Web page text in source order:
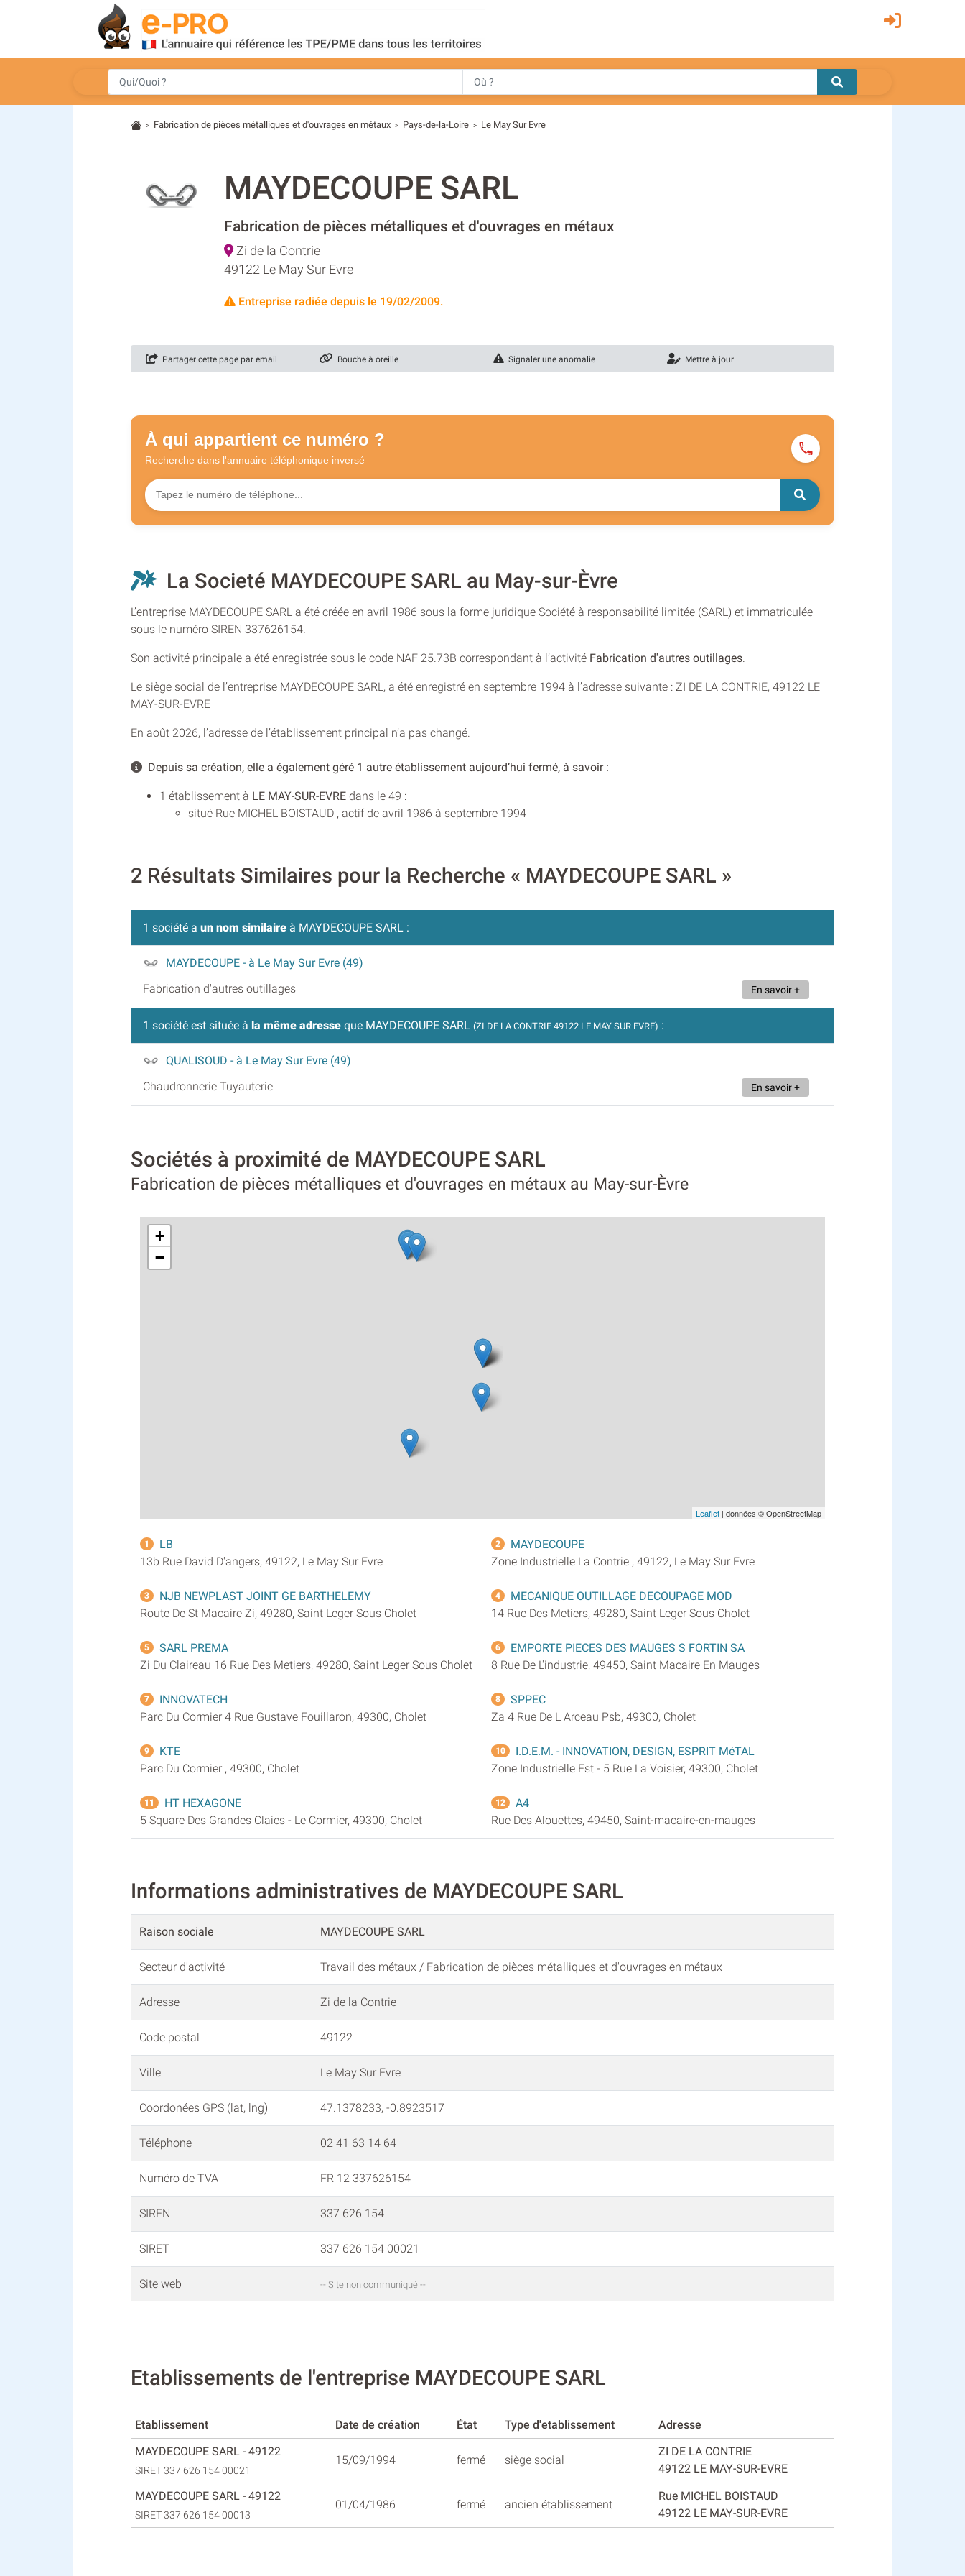
> Fabrication de pièces métalliques et d'ouvrages en métaux > Pays-de-la-Loire > Le May Sur Evre
MAYDECOUPE SARL
Fabrication de pièces métalliques et d'ouvrages en métaux
Zi de la Contrie
49122 Le May Sur Evre
Entreprise radiée depuis le 19/02/2009.
Partager cette page par email Bouche à oreille Signaler une anomalie Mettre à jour
À qui appartient ce numéro ?
Recherche dans l'annuaire téléphonique inversé
La Societé MAYDECOUPE SARL au May-sur-Èvre
L’entreprise MAYDECOUPE SARL a été créée en avril 1986 sous la forme juridique Société à responsabilité limitée (SARL) et immatriculée
sous le numéro SIREN 337626154.
Son activité principale a été enregistrée sous le code NAF 25.73B correspondant à l’activité Fabrication d'autres outillages.
Le siège social de l’entreprise MAYDECOUPE SARL, a été enregistré en septembre 1994 à l’adresse suivante : ZI DE LA CONTRIE, 49122 LE
MAY-SUR-EVRE
En août 2026, l’adresse de l’établissement principal n’a pas changé.
Depuis sa création, elle a également géré 1 autre établissement aujourd’hui fermé, à savoir :
1 établissement à LE MAY-SUR-EVRE dans le 49 :
situé Rue MICHEL BOISTAUD , actif de avril 1986 à septembre 1994
2 Résultats Similaires pour la Recherche « MAYDECOUPE SARL »
1 société a un nom similaire à MAYDECOUPE SARL :
MAYDECOUPE - à Le May Sur Evre (49)
Fabrication d'autres outillages
En savoir +
1 société est située à la même adresse que MAYDECOUPE SARL (ZI DE LA CONTRIE 49122 LE MAY SUR EVRE) :
QUALISOUD - à Le May Sur Evre (49)
Chaudronnerie Tuyauterie
En savoir +
Sociétés à proximité de MAYDECOUPE SARL
Fabrication de pièces métalliques et d'ouvrages en métaux au May-sur-Èvre
+
−
Leaflet | données © OpenStreetMap
1
LB
13b Rue David D'angers, 49122, Le May Sur Evre
2
MAYDECOUPE
Zone Industrielle La Contrie , 49122, Le May Sur Evre
3
NJB NEWPLAST JOINT GE BARTHELEMY
Route De St Macaire Zi, 49280, Saint Leger Sous Cholet
4
MECANIQUE OUTILLAGE DECOUPAGE MOD
14 Rue Des Metiers, 49280, Saint Leger Sous Cholet
5
SARL PREMA
Zi Du Claireau 16 Rue Des Metiers, 49280, Saint Leger Sous Cholet
6
EMPORTE PIECES DES MAUGES S FORTIN SA
8 Rue De L'industrie, 49450, Saint Macaire En Mauges
7
INNOVATECH
Parc Du Cormier 4 Rue Gustave Fouillaron, 49300, Cholet
8
SPPEC
Za 4 Rue De L Arceau Psb, 49300, Cholet
9
KTE
Parc Du Cormier , 49300, Cholet
10
I.D.E.M. - INNOVATION, DESIGN, ESPRIT MéTAL
Zone Industrielle Est - 5 Rue La Voisier, 49300, Cholet
11
HT HEXAGONE
5 Square Des Grandes Claies - Le Cormier, 49300, Cholet
12
A4
Rue Des Alouettes, 49450, Saint-macaire-en-mauges
Informations administratives de MAYDECOUPE SARL
Raison sociale MAYDECOUPE SARL
Secteur d'activité Travail des métaux / Fabrication de pièces métalliques et d'ouvrages en métaux
Adresse Zi de la Contrie
Code postal 49122
Ville Le May Sur Evre
Coordonées GPS (lat, lng) 47.1378233, -0.8923517
Téléphone 02 41 63 14 64
Numéro de TVA FR 12 337626154
SIREN 337 626 154
SIRET 337 626 154 00021
Site web -- Site non communiqué --
Etablissements de l'entreprise MAYDECOUPE SARL
Etablissement Date de création État Type d'etablissement
Adresse
MAYDECOUPE SARL - 49122
SIRET 337 626 154 00021
15/09/1994 fermé siège social
ZI DE LA CONTRIE
49122 LE MAY-SUR-EVRE
MAYDECOUPE SARL - 49122
SIRET 337 626 154 00013
01/04/1986 fermé ancien établissement
Rue MICHEL BOISTAUD
49122 LE MAY-SUR-EVRE